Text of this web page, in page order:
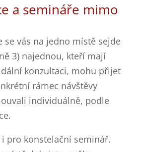
a semináře mimo
se vás na jedno místě sejde
3) najednou, kteří mají
konzultaci, mohu přijet
rámec návštěvy
individuálně, podle
pro konstelační seminář.